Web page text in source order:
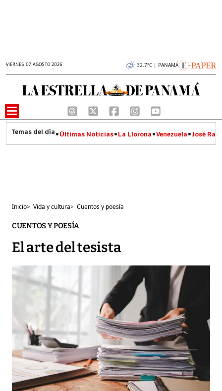
VIERNES 07 AGOSTO 2026 32.7°C | PANAMÁ
Últimas Noticias La Llorona Venezuela José
Inicio> Vida y cultura> Cuentos y poesía
CUENTOS Y POESÍA
El arte del tesista